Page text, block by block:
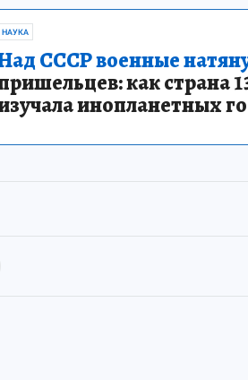
НАУКА
СССР военные
как страна
инопланетных